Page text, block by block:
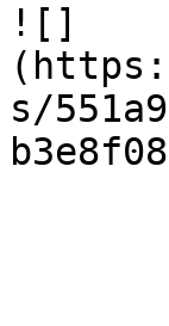
![]
s/